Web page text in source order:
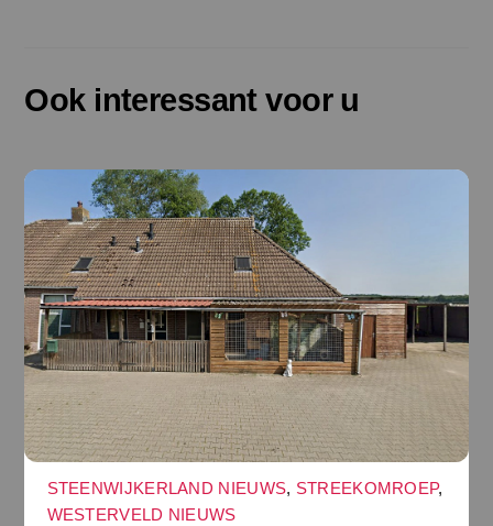
Ook interessant voor u
STEENWIJKERLAND NIEUWS, STREEKOMROEP,
WESTERVELD NIEUWS